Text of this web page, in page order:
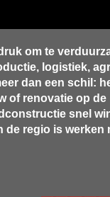
om te
logistiek,
dan een schil:
of renovatie op
snel
regio is werken